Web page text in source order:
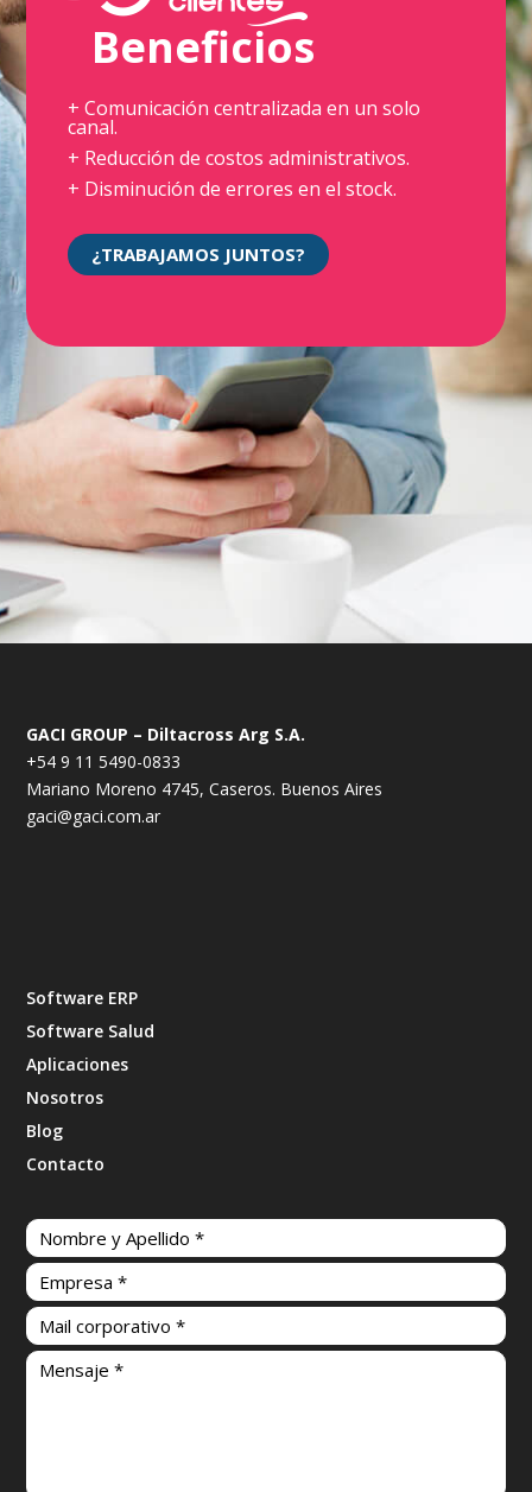
Beneficios
+ Comunicación centralizada en un solo
canal.
+ Reducción de costos administrativos.
+ Disminución de errores en el stock.
¿TRABAJAMOS JUNTOS?
GACI GROUP – Diltacross Arg S.A.
+54 9 11 5490-0833
Mariano Moreno 4745, Caseros. Buenos Aires
gaci@gaci.com.ar
Software ERP
Software Salud
Aplicaciones
Nosotros
Blog
Contacto